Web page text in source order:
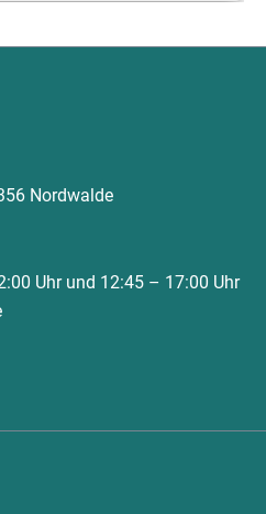
Nordwalde
Uhr und 12:45 – 17:00 Uhr